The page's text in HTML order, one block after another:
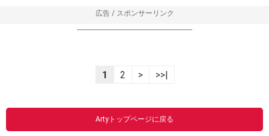
広告 / スポンサーリンク
----------------------------------------------------------------
1 2 > >>|
Artyトップページに戻る